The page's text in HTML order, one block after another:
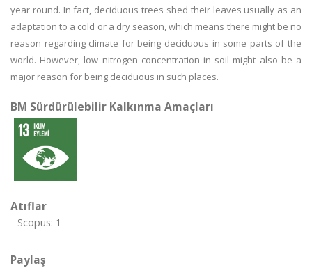
year round. In fact, deciduous trees shed their leaves usually as an
adaptation to a cold or a dry season, which means there might be no
reason regarding climate for being deciduous in some parts of the
world. However, low nitrogen concentration in soil might also be a
major reason for being deciduous in such places.
BM Sürdürülebilir Kalkınma Amaçları
Atıflar
Scopus: 1
Paylaş